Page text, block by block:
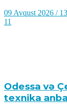
09 Avqust 2026 /
11
Odessa və
texnika